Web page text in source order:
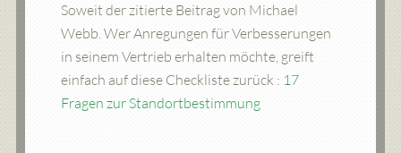
Soweit der zitierte Beitrag von Michael
Webb. Wer Anregungen für Verbesserungen
in seinem Vertrieb erhalten möchte, greift
einfach auf diese Checkliste zurück : 17
Fragen zur Standortbestimmung